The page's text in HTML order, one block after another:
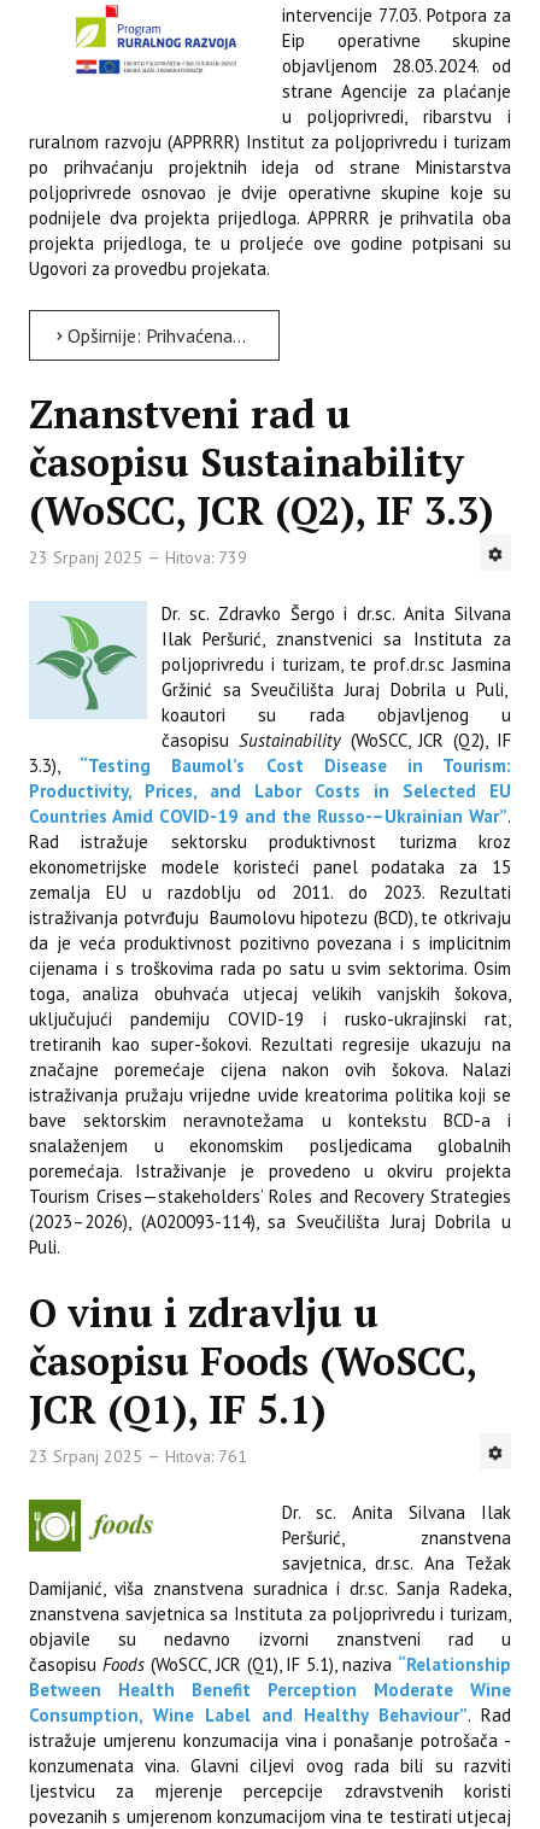
intervencije 77.03. Potpora za
Eip operativne skupine
objavljenom 28.03.2024. od
strane Agencije za plaćanje
u poljoprivredi, ribarstvu i
ruralnom razvoju (APPRRR) Institut za poljoprivredu i turizam
po prihvaćanju projektnih ideja od strane Ministarstva
poljoprivrede osnovao je dvije operativne skupine koje su
podnijele dva projekta prijedloga. APPRRR je prihvatila oba
projekta prijedloga, te u proljeće ove godine potpisani su
Ugovori za provedbu projekata.
Opširnije: Prihvaćena dva projekta Instituta za poljoprivredu i turizam putem intervencije 77.03 - Potpora za...
Znanstveni rad u
časopisu Sustainability
(WoSCC, JCR (Q2), IF 3.3)
23 Srpanj 2025 Hitova: 739
Dr. sc. Zdravko Šergo i dr.sc. Anita Silvana
Ilak Peršurić, znanstvenici sa Instituta za
poljoprivredu i turizam, te prof.dr.sc Jasmina
Gržinić sa Sveučilišta Juraj Dobrila u Puli,
koautori su rada objavljenog u
časopisu Sustainability(WoSCC, JCR (Q2), IF
3.3), “Testing Baumol’s Cost Disease in Tourism:
Productivity, Prices, and Labor Costs in Selected EU
Countries Amid COVID-19 and the Russo-–Ukrainian War”.
Rad istražuje sektorsku produktivnost turizma kroz
ekonometrijske modele koristeći panel podataka za 15
zemalja EU u razdoblju od 2011. do 2023. Rezultati
istraživanja potvrđuju Baumolovu hipotezu (BCD), te otkrivaju
da je veća produktivnost pozitivno povezana i s implicitnim
cijenama i s troškovima rada po satu u svim sektorima. Osim
toga, analiza obuhvaća utjecaj velikih vanjskih šokova,
uključujući pandemiju COVID-19 i rusko-ukrajinski rat,
tretiranih kao super-šokovi. Rezultati regresije ukazuju na
značajne poremećaje cijena nakon ovih šokova. Nalazi
istraživanja pružaju vrijedne uvide kreatorima politika koji se
bave sektorskim neravnotežama u kontekstu BCD-a i
snalaženjem u ekonomskim posljedicama globalnih
poremećaja. Istraživanje je provedeno u okviru projekta
Tourism Crises—stakeholders’ Roles and Recovery Strategies
(2023–2026), (A020093-114), sa Sveučilišta Juraj Dobrila u
Puli.
O vinu i zdravlju u
časopisu Foods (WoSCC,
JCR (Q1), IF 5.1)
23 Srpanj 2025 Hitova: 761
Dr. sc. Anita Silvana Ilak
Peršurić, znanstvena
savjetnica, dr.sc. Ana Težak
Damijanić, viša znanstvena suradnica i dr.sc. Sanja Radeka,
znanstvena savjetnica sa Instituta za poljoprivredu i turizam,
objavile su nedavno izvorni znanstveni rad u
časopisu Foods(WoSCC, JCR (Q1), IF 5.1), naziva “Relationship
Between Health Benefit Perception Moderate Wine
Consumption, Wine Label and Healthy Behaviour”. Rad
istražuje umjerenu konzumacija vina i ponašanje potrošača -
konzumenata vina. Glavni ciljevi ovog rada bili su razviti
ljestvicu za mjerenje percepcije zdravstvenih koristi
povezanih s umjerenom konzumacijom vina te testirati utjecaj